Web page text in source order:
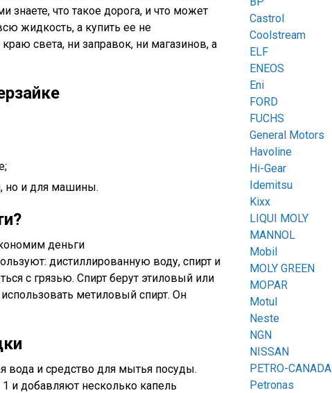
знаете, что такое дорога, и что может
жидкость, а купить ее не
света, ни заправок, ни магазинов, а
но и для машины.
дистиллированную воду, спирт и
с грязью. Спирт берут этиловый или
метиловый спирт. Он
вода и средство для мытья посуды.
и добавляют несколько капель
Castrol
Coolstream
ELF
ENEOS
Eni
FORD
FUCHS
General Motors
Havoline
Hi-Gear
Idemitsu
Kixx
LIQUI MOLY
MANNOL
Mobil
MOLY GREEN
MOPAR
Motul
Neste
NGN
NISSAN
PETRO-CANADA
Petronas